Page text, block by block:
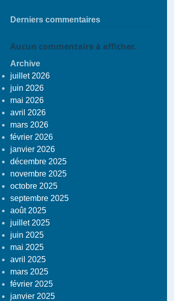
Derniers commentaires
Aucun commentaire à afficher.
Archive
juillet 2026
juin 2026
mai 2026
avril 2026
mars 2026
février 2026
janvier 2026
décembre 2025
novembre 2025
octobre 2025
septembre 2025
août 2025
juillet 2025
juin 2025
mai 2025
avril 2025
mars 2025
février 2025
janvier 2025